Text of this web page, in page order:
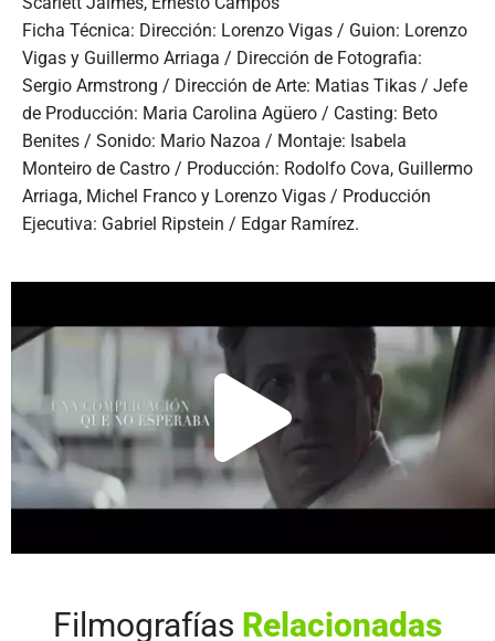
Ficha Técnica: Dirección: Lorenzo Vigas / Guion: Lorenzo
Vigas y Guillermo Arriaga / Dirección de Fotografia:
Sergio Armstrong / Dirección de Arte: Matias Tikas / Jefe
de Producción: Maria Carolina Agüero / Casting: Beto
Benites / Sonido: Mario Nazoa / Montaje: Isabela
Monteiro de Castro / Producción: Rodolfo Cova, Guillermo
Arriaga, Michel Franco y Lorenzo Vigas / Producción
Ejecutiva: Gabriel Ripstein / Edgar Ramírez.
Filmografías Relacionadas